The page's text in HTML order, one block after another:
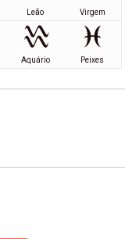
Leão Virgem
Aquário Peixes